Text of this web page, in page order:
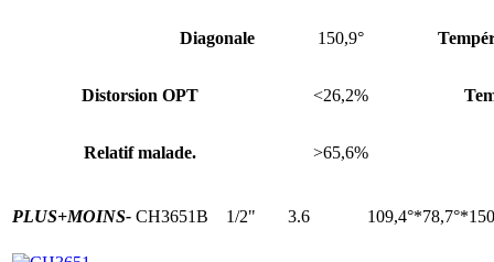
Diagonale 150,9°
Distorsion OPT <26,2%
Relatif malade. >65,6%
PLUS+MOINS- CH3651B 1/2" 3.6